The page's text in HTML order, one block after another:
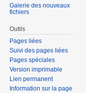
Galerie des nouveaux
fichiers
Outils
Pages liées
Suivi des pages liées
Pages spéciales
Version imprimable
Lien permanent
Information sur la page